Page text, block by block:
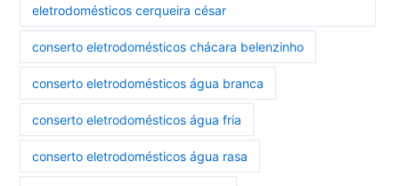
eletrodomésticos cerqueira césar
conserto eletrodomésticos chácara belenzinho
conserto eletrodomésticos água branca
conserto eletrodomésticos água fria
conserto eletrodomésticos água rasa